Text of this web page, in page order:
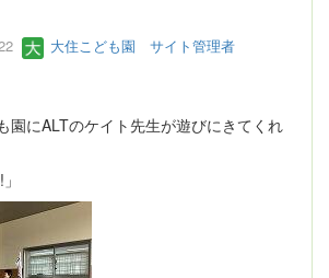
大住こども園 サイト管理者
園にALTのケイト先生が遊びにきてくれ